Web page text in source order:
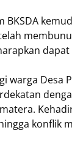
BKSDA
warga Desa
konflik